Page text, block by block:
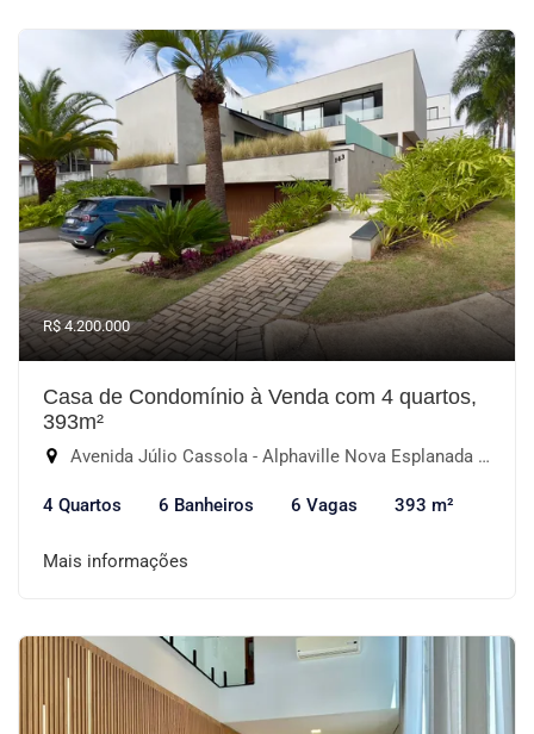
R$ 4.200.000
Casa de Condomínio à Venda com 4 quartos,
393m²
Avenida Júlio Cassola - Alphaville Nova Esplanada IV, Votorantim-SP
4 Quartos 6 Banheiros 6 Vagas 393 m²
Mais informações